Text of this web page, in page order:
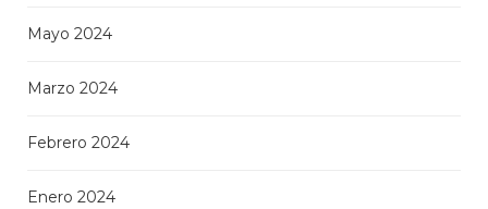
Mayo 2024
Marzo 2024
Febrero 2024
Enero 2024